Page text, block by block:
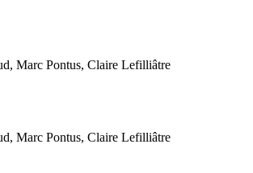
Marc Pontus, Claire Lefilliâtre
Marc Pontus, Claire Lefilliâtre